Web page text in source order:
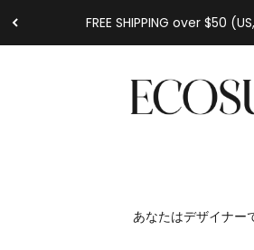
FREE SHIPPING over $50
Ecosusi
あなたはデザイナー